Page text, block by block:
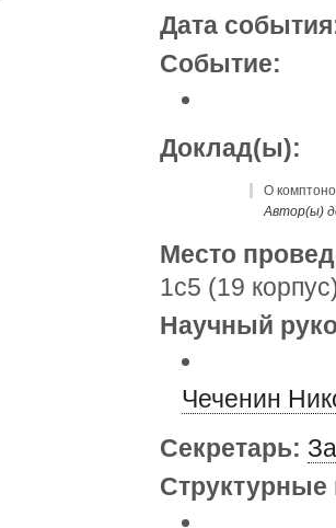
Дата
Событие:
Доклад(ы):
О
Автор(ы)
Место
1с5 (19
Научный
Чеченин
Секретарь:
Структурные